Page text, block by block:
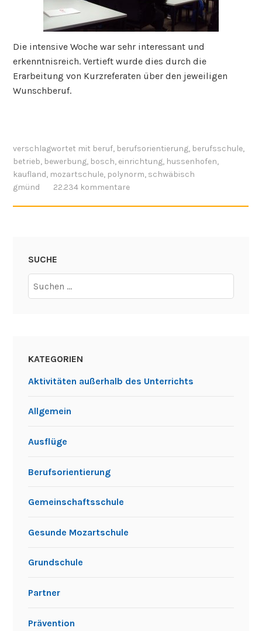
Die intensive Woche war sehr interessant und
erkenntnisreich. Vertieft wurde dies durch die
Erarbeitung von Kurzreferaten über den jeweiligen
Wunschberuf.
verschlagwortet mit beruf, berufsorientierung, berufsschule,
betrieb, bewerbung, bosch, einrichtung, hussenhofen,
kaufland, mozartschule, polynorm, schwäbisch
gmünd
22.234 kommentare
SUCHE
Suchen
nach:
KATEGORIEN
Aktivitäten außerhalb des Unterrichts
Allgemein
Ausflüge
Berufsorientierung
Gemeinschaftsschule
Gesunde Mozartschule
Grundschule
Partner
Prävention